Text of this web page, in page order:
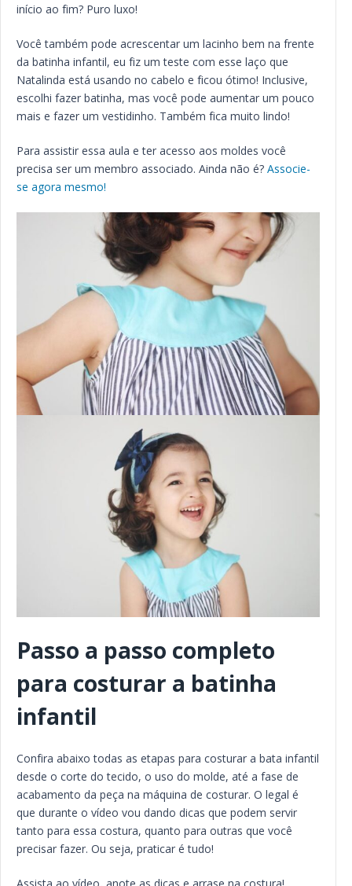
início ao fim? Puro luxo!
Você também pode acrescentar um lacinho bem na frente
da batinha infantil, eu fiz um teste com esse laço que
Natalinda está usando no cabelo e ficou ótimo! Inclusive,
escolhi fazer batinha, mas você pode aumentar um pouco
mais e fazer um vestidinho. Também fica muito lindo!
Para assistir essa aula e ter acesso aos moldes você
precisa ser um membro associado. Ainda não é? Associe-
se agora mesmo!
Passo a passo completo
para costurar a batinha
infantil
Confira abaixo todas as etapas para costurar a bata infantil
desde o corte do tecido, o uso do molde, até a fase de
acabamento da peça na máquina de costurar. O legal é
que durante o vídeo vou dando dicas que podem servir
tanto para essa costura, quanto para outras que você
precisar fazer. Ou seja, praticar é tudo!